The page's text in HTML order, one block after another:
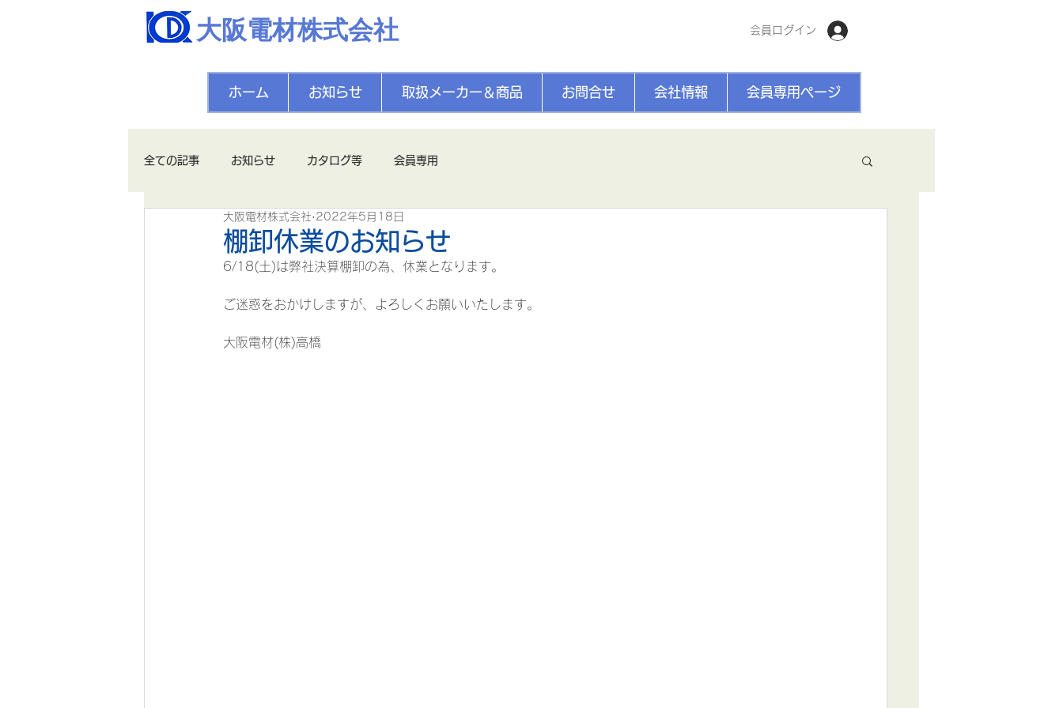
大阪電材株式会社 会員ログイン
ホーム お知らせ 取扱メーカー＆商品 お問合せ 会社情報 会員専用ページ
全ての記事 お知らせ カタログ等 会員専用
棚卸休業のお知らせ
大阪電材株式会社 2022年5月18日
6/18(土)は弊社決算棚卸の為、休業となります。
ご迷惑をおかけしますが、よろしくお願いいたします。
大阪電材(株)高橋